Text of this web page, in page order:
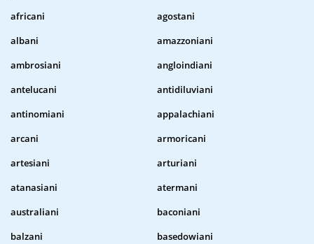
africani
agostani
albani
amazzoniani
ambrosiani
angloindiani
antelucani
antidiluviani
antinomiani
appalachiani
arcani
armoricani
artesiani
arturiani
atanasiani
atermani
australiani
baconiani
balzani
basedowiani